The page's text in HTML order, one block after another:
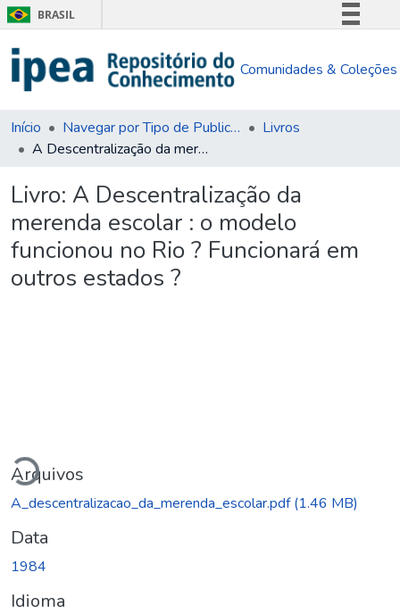
BRASIL
Comunica BR
Acesso à informação
Comunidades & Coleções
Início Navegar por Tipo de Publicação
Livros
A Descentralização da merenda escolar : o modelo funcionou no Rio ? Funcionará em outros estados ?
Livro: A Descentralização da
merenda escolar : o modelo
funcionou no Rio ? Funcionará em
outros estados ?
Arquivos
A_descentralizacao_da_merenda_escolar.pdf(1.46 MB)
Data
1984
Idioma